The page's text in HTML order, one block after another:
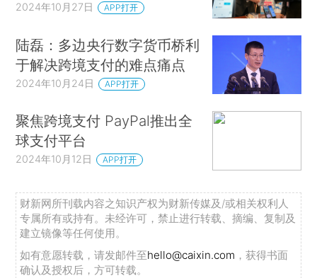
2024年10月27日 APP打开
陆磊：多边央行数字货币桥利
于解决跨境支付的难点痛点
2024年10月24日 APP打开
聚焦跨境支付 PayPal推出全
球支付平台
2024年10月12日 APP打开
财新网所刊载内容之知识产权为财新传媒及/或相关权利人
专属所有或持有。未经许可，禁止进行转载、摘编、复制及
建立镜像等任何使用。
如有意愿转载，请发邮件至hello@caixin.com ，获得书面
确认及授权后，方可转载。